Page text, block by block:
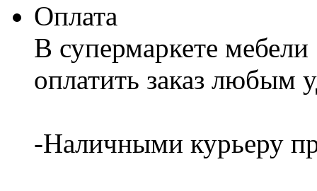
Оплата
В супермаркете
оплатить заказ любым
-Наличными курьеру